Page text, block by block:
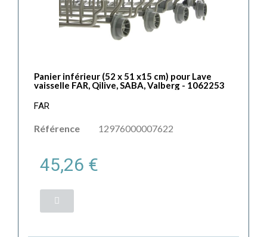
Panier inférieur (52 x 51 x15 cm) pour Lave
vaisselle FAR, Qilive, SABA, Valberg - 1062253
FAR
Référence 12976000007622
45,26 €